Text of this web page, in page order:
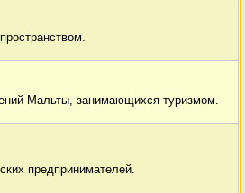
Мальты, занимающихся туризмом.
предпринимателей.